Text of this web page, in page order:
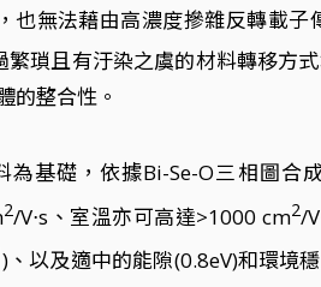
無法藉由高濃度摻雜反轉載
繁瑣且有汙染之虞的材料轉移方
的整合性。
為基礎，依據Bi-Se-O三相圖合
2/V⋅s、室溫亦可高達>1000 cm2/
)、以及適中的能隙(0.8eV)和環境